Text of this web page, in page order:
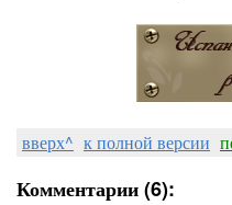
вверх^ к полной версии
Комментарии (6):